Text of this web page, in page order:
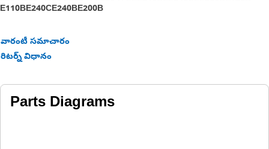
E110BE240CE240BE200B
వారంటీ సమాచారం
రిటర్న్ విధానం
Parts Diagrams